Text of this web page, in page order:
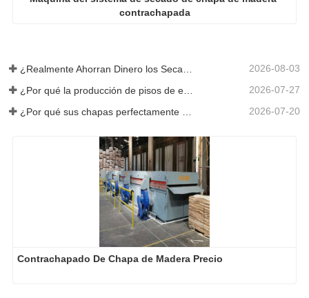
2026-07-27
2026-07-20
Contrachapado De Chapa de Madera Precio